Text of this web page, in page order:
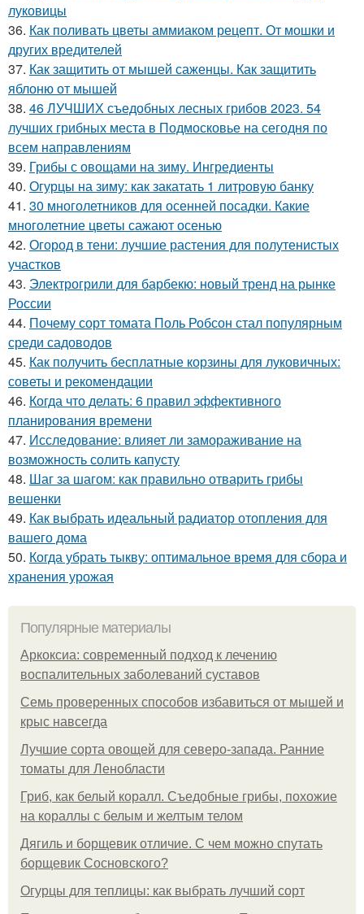
луковицы
36. Как поливать цветы аммиаком рецепт. От мошки и
других вредителей
37. Как защитить от мышей саженцы. Как защитить
яблоню от мышей
38. 46 ЛУЧШИХ съедобных лесных грибов 2023. 54
лучших грибных места в Подмосковье на сегодня по
всем направлениям
39. Грибы с овощами на зиму. Ингредиенты
40. Огурцы на зиму: как закатать 1 литровую банку
41. 30 многолетников для осенней посадки. Какие
многолетние цветы сажают осенью
42. Огород в тени: лучшие растения для полутенистых
участков
43. Электрогрили для барбекю: новый тренд на рынке
России
44. Почему сорт томата Поль Робсон стал популярным
среди садоводов
45. Как получить бесплатные корзины для луковичных:
советы и рекомендации
46. Когда что делать: 6 правил эффективного
планирования времени
47. Исследование: влияет ли замораживание на
возможность солить капусту
48. Шаг за шагом: как правильно отварить грибы
вешенки
49. Как выбрать идеальный радиатор отопления для
вашего дома
50. Когда убрать тыкву: оптимальное время для сбора и
хранения урожая
Популярные материалы
Аркоксиа: современный подход к лечению
воспалительных заболеваний суставов
Семь проверенных способов избавиться от мышей и
крыс навсегда
Лучшие сорта овощей для северо-запада. Ранние
томаты для Ленобласти
Гриб, как белый коралл. Съедобные грибы, похожие
на кораллы с белым и желтым телом
Дягиль и борщевик отличие. С чем можно спутать
борщевик Сосновского?
Огурцы для теплицы: как выбрать лучший сорт